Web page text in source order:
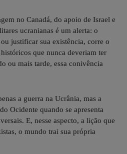
no Canadá, do apoio de Israel e
ucranianas é um alerta: o
justificar sua existência, corre o
que nunca deveriam ter
ou mais tarde, essa conivência
a guerra na Ucrânia, mas a
Ocidente quando se apresenta
E, nesse aspecto, a lição que
o mundo trai sua própria